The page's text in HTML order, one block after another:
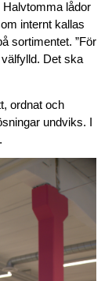
lådor
internt kallas
sortimentet. ”För
Det ska
ordnat och
undviks. I